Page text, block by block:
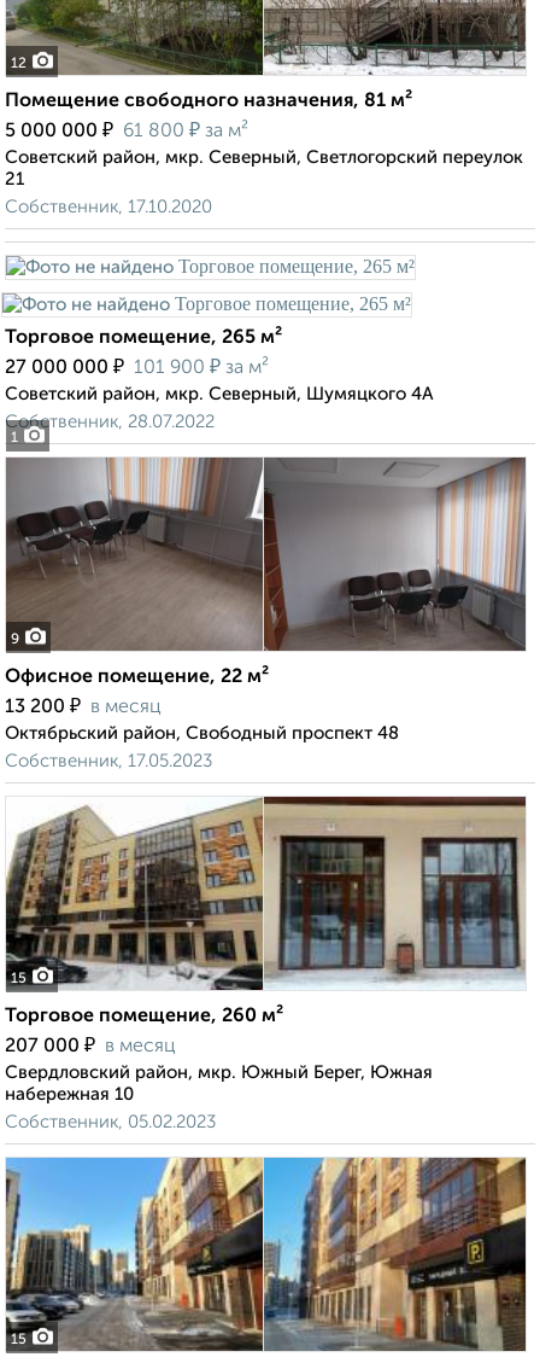
12
Помещение свободного назначения, 81 м²
5 000 000 ₽ 61 800 ₽ за м²
Советский район, мкр. Северный, Светлогорский переулок
21
Собственник, 17.10.2020
1
Торговое помещение, 265 м²
27 000 000 ₽ 101 900 ₽ за м²
Советский район, мкр. Северный, Шумяцкого 4А
Собственник, 28.07.2022
9
Офисное помещение, 22 м²
13 200 ₽ в месяц
Октябрьский район, Свободный проспект 48
Собственник, 17.05.2023
15
Торговое помещение, 260 м²
207 000 ₽ в месяц
Свердловский район, мкр. Южный Берег, Южная
набережная 10
Собственник, 05.02.2023
15